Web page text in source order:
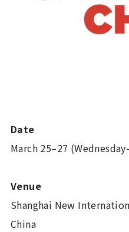
Date
March 25–27
Venue
Shanghai New
China